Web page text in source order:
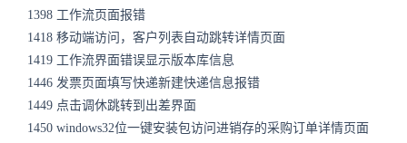
1398 工作流页面报错
1418 移动端访问，客户列表自动跳转详情页面
1419 工作流界面错误显示版本库信息
1446 发票页面填写快递新建快递信息报错
1449 点击调休跳转到出差界面
1450 windows32位一键安装包访问进销存的采购订单详情页面